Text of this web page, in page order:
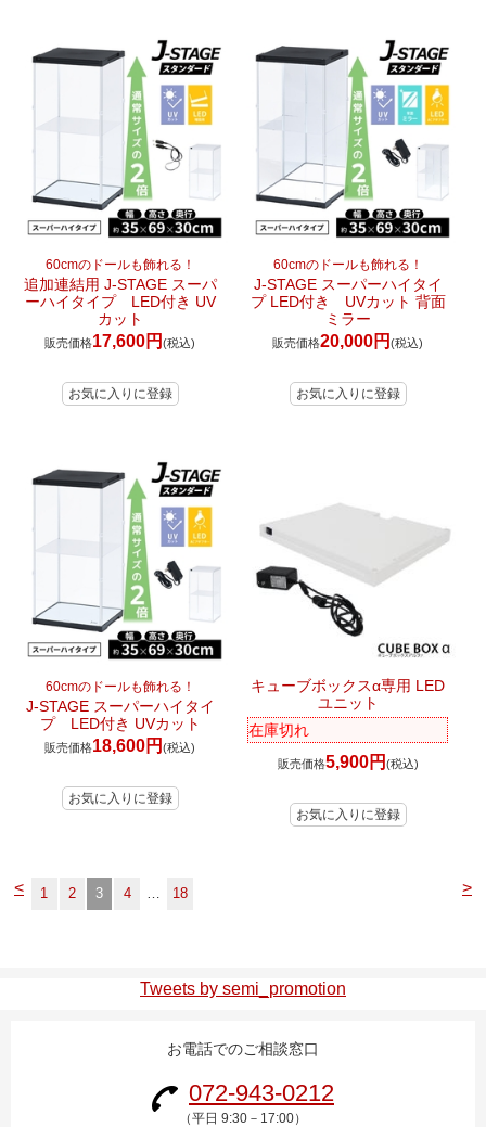
60cmのドールも飾れる！
追加連結用 J-STAGE スーパ
ーハイタイプ LED付き UV
カット
販売価格17,600円(税込)
60cmのドールも飾れる！
J-STAGE スーパーハイタイ
プ LED付き UVカット 背面
ミラー
販売価格20,000円(税込)
60cmのドールも飾れる！
J-STAGE スーパーハイタイ
プ LED付き UVカット
販売価格18,600円(税込)
キューブボックスα専用 LED
ユニット
在庫切れ
販売価格5,900円 (税込)
< >
1 2 3 4 … 18
Tweets by semi_promotion
お電話でのご相談窓口
072-943-0212
（平日 9:30－17:00）